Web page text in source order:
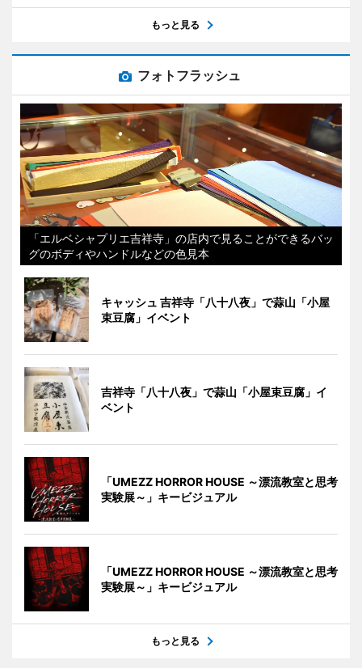
もっと見る
フォトフラッシュ
「エルベシャプリエ吉祥寺」の店内で見ることができるバッ
グのボディやハンドルなどの色見本
キャッシュ 吉祥寺「八十八夜」で蒜山「小屋
束豆腐」イベント
吉祥寺「八十八夜」で蒜山「小屋束豆腐」イ
ベント
「UMEZZ HORROR HOUSE ～漂流教室と思考
実験展～」キービジュアル
「UMEZZ HORROR HOUSE ～漂流教室と思考
実験展～」キービジュアル
もっと見る